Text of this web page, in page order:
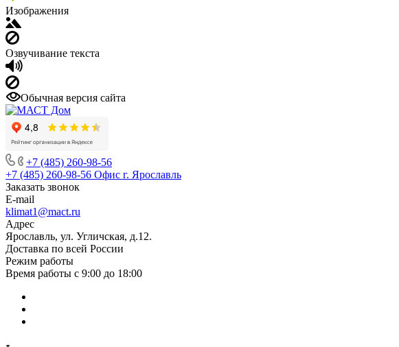
Изображения
Озвучивание текста
Обычная версия сайта
+7 (485) 260-98-56
+7 (485) 260-98-56 Офис г. Ярославль
Заказать звонок
E-mail
klimat1@mact.ru
Адрес
Ярославль, ул. Угличская, д.12.
Доставка по всей России
Режим работы
Время работы с 9:00 до 18:00